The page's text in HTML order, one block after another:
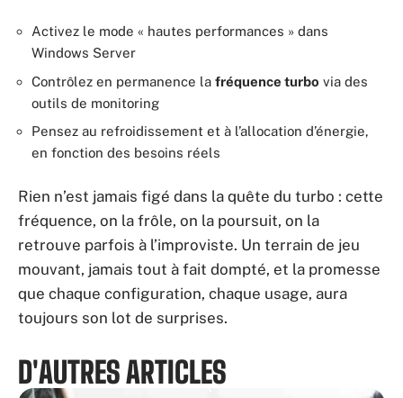
Activez le mode « hautes performances » dans
Windows Server
Contrôlez en permanence la fréquence turbo via des
outils de monitoring
Pensez au refroidissement et à l’allocation d’énergie,
en fonction des besoins réels
Rien n’est jamais figé dans la quête du turbo : cette
fréquence, on la frôle, on la poursuit, on la
retrouve parfois à l’improviste. Un terrain de jeu
mouvant, jamais tout à fait dompté, et la promesse
que chaque configuration, chaque usage, aura
toujours son lot de surprises.
D'AUTRES ARTICLES